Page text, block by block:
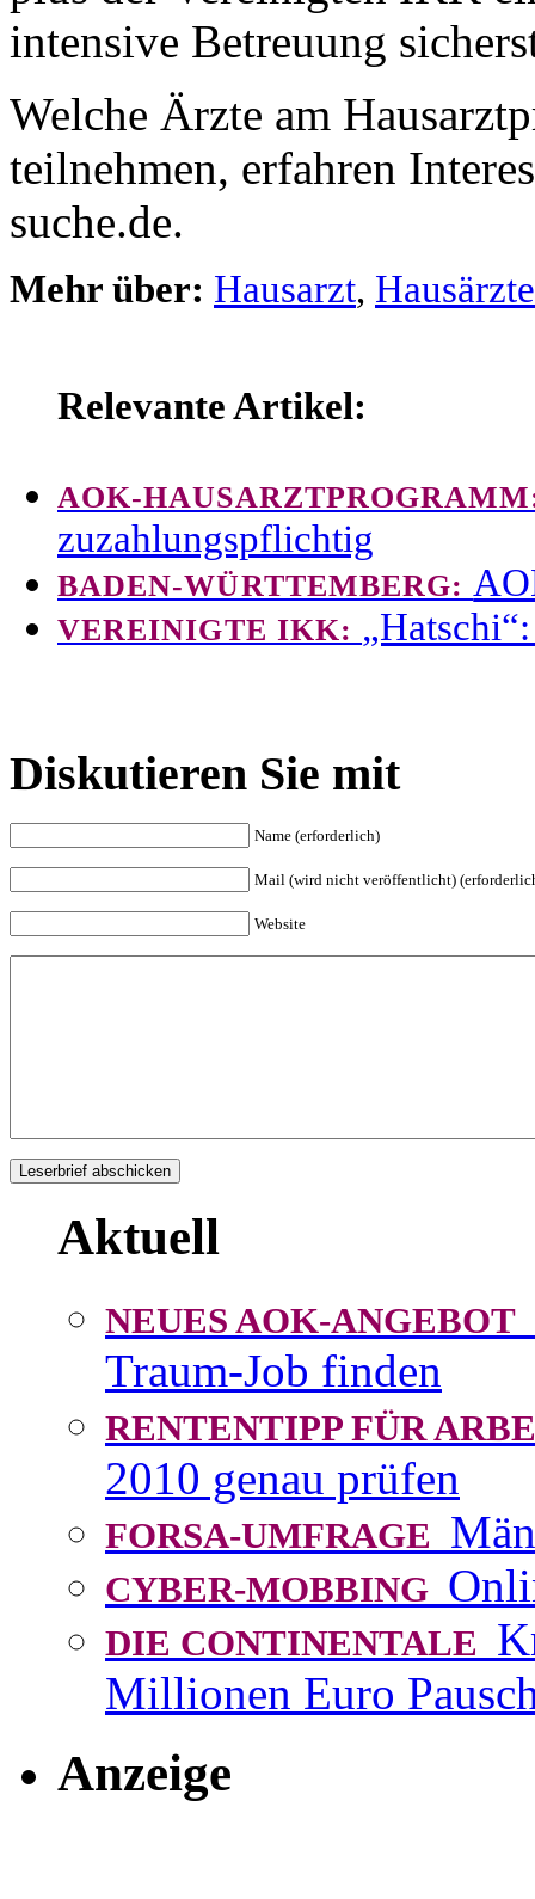
intensive Betreuung
Welche Ärzte am
teilnehmen, erfahren
suche.de.
Mehr über: Hausarzt,
Relevante Artikel:
AOK-
zuzahlungspflichtig
BADEN-WÜRTTEMBERG:
VEREINIGTE IKK:
Diskutieren Sie mit
Name (erforderlich)
Mail (wird nicht veröffentlicht)
Website
Aktuell
NEUES AOK-ANGEBOT
Traum-Job finden
RENTENTIPP FÜR
2010 genau prüfen
FORSA-UMFRAGE
CYBER-MOBBING
DIE CONTINENTALE
Millionen Euro
Anzeige